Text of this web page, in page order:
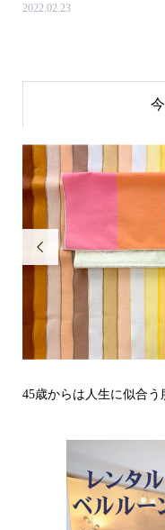
2022.02.23

その立場で信頼される見